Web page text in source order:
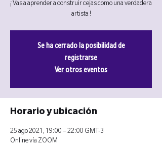
¡ Vas a aprender a construir cejas como una verdadera
artista !
Se ha cerrado la posibilidad de
registrarse
Ver otros eventos
Horario y ubicación
25 ago 2021, 19:00 – 22:00 GMT-3
Online vía ZOOM